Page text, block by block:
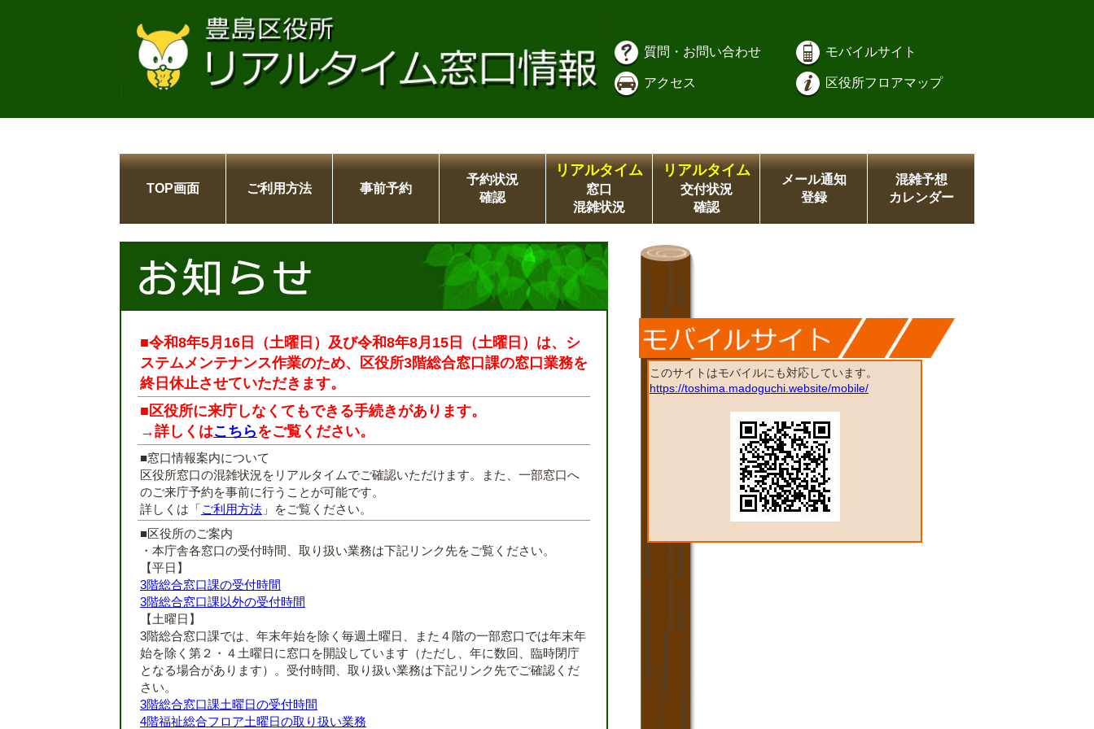
質問・お問い合わせ モバイルサイト
アクセス 区役所フロアマップ
TOP画面 ご利用方法 事前予約
予約状況
確認
リアルタイム
窓口
混雑状況
リアルタイム
交付状況
確認
メール通知
登録
混雑予想
カレンダー
■令和8年5月16日（土曜日）及び令和8年8月15日（土曜日）は、シ
ステムメンテナンス作業のため、区役所3階総合窓口課の窓口業務を
終日休止させていただきます。
■区役所に来庁しなくてもできる手続きがあります。
→詳しくはこちらをご覧ください。
■窓口情報案内について
区役所窓口の混雑状況をリアルタイムでご確認いただけます。また、一部窓口へ
のご来庁予約を事前に行うことが可能です。
詳しくは「ご利用方法 」をご覧ください。
■区役所のご案内
・本庁舎各窓口の受付時間、取り扱い業務は下記リンク先をご覧ください。
【平日】
3階総合窓口課の受付時間
3階総合窓口課以外の受付時間
【土曜日】
3階総合窓口課では、年末年始を除く毎週土曜日、また４階の一部窓口では年末年
始を除く第２・４土曜日に窓口を開設しています（ただし、年に数回、臨時閉庁
となる場合があります）。受付時間、取り扱い業務は下記リンク先でご確認くだ
さい。
3階総合窓口課土曜日の受付時間
4階福祉総合フロア土曜日の取り扱い業務
このサイトはモバイルにも対応しています。
https://toshima.madoguchi.website/mobile/